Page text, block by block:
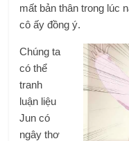
mất bản thân trong lúc
cô ấy đồng ý.
Chúng ta
có thể
tranh
luận liệu
Jun có
ngây thơ